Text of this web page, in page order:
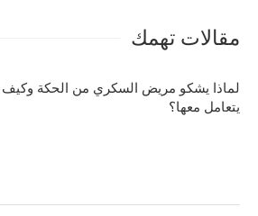
مقالات تهمك
لماذا يشكو مريض السكري من الحكة وكيف
يتعامل معها؟